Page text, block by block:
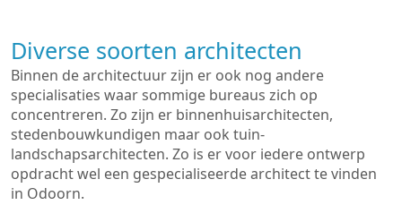
Diverse soorten architecten
Binnen de architectuur zijn er ook nog andere
specialisaties waar sommige bureaus zich op
concentreren. Zo zijn er binnenhuisarchitecten,
stedenbouwkundigen maar ook tuin-
landschapsarchitecten. Zo is er voor iedere ontwerp
opdracht wel een gespecialiseerde architect te vinden
in Odoorn.